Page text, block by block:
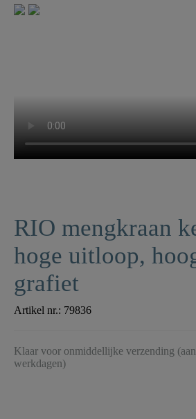
RIO mengkraan
hoge uitloop,
grafiet
Artikel nr.: 79836
Klaar voor onmiddellijke verzending
werkdagen)